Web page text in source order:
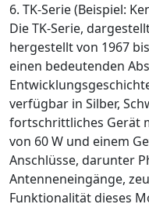
6. TK-Serie (Beispiel:
Die TK-Serie,
hergestellt von 1967
einen bedeutenden
verfügbar in Silber,
fortschrittliches Gerät
von 60 W und einem
Anschlüsse, darunter
Antenneneingänge,
Funktionalität dieses